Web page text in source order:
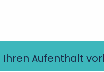
Ihren Aufenthalt
Mailbox.